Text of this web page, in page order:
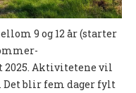
9 og 12 år (starter
2025. Aktivitetene vil
Det blir fem dager fylt